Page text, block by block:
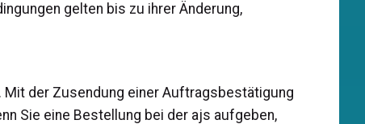
gelten bis zu ihrer Änderung,
Mit der Zusendung einer Auftragsbestätigung
Sie eine Bestellung bei der ajs aufgeben,